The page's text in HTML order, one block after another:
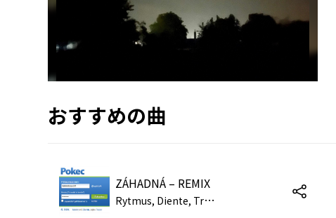
おすすめの曲
ZÁHADNÁ – REMIX
R
ytmus, Diente, Trezor